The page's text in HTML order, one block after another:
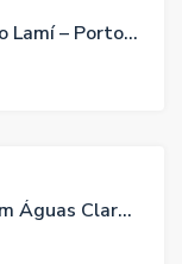
Casa fora de condomínio à venda no Lamí – Porto Alegre / RS, referência 1871
Casa fora de condomínio à venda em Águas Claras /Viamão/RS, referência 514